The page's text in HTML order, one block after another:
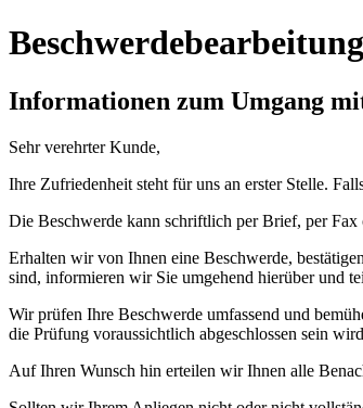
Beschwerdebearbeitung
Informationen zum Umgang
Sehr verehrter Kunde,
Ihre Zufriedenheit steht für uns an erster Stelle.
Die Beschwerde kann schriftlich per Brief, per
Erhalten wir von Ihnen eine Beschwerde,
sind, informieren wir Sie umgehend hierüber und
Wir prüfen Ihre Beschwerde umfassend und
die Prüfung voraussichtlich abgeschlossen sein
Auf Ihren Wunsch hin erteilen wir Ihnen alle